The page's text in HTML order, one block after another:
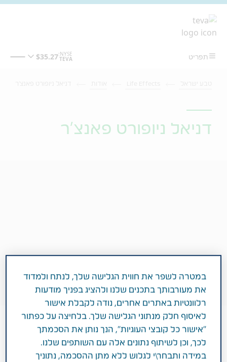
דניאל ניופורט פאנצ'ר
במטרה לשפר את חווית הגלישה שלך, לנתח ולמדוד
את מעורבותך בתכנים שלנו ולהציג בפניך מודעות
רלוונטיות באתרים אחרים, נודה לקבלת אישור
לאיסוף חלק מנתוני הגלישה שלך. בלחיצה על כפתור
"אישור כל קובצי העוגיות", הנך נותן את הסכמתך
לכך, וכן לשיתוף נתונים אלה עם השותפים שלנו.
במידה ותבחר\י לגלוש ללא מתן ההסכמה, נתוניך